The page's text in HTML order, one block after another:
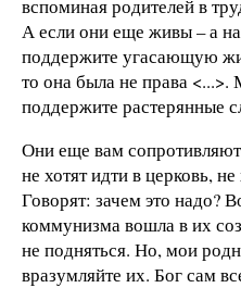
вспоминая родителей в
А если они еще живы – а
поддержите угасающую
то она была не права
поддержите растерянные
Они еще вам
не хотят идти в церковь,
Говорят: зачем это надо?
коммунизма вошла в их
не подняться. Но, мои
вразумляйте их. Бог сам